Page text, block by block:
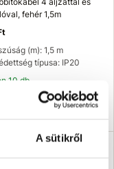
A sütikről
fehér 1,5m
(m): 1,5 m
típusa: IP20
10 db
Kosárba